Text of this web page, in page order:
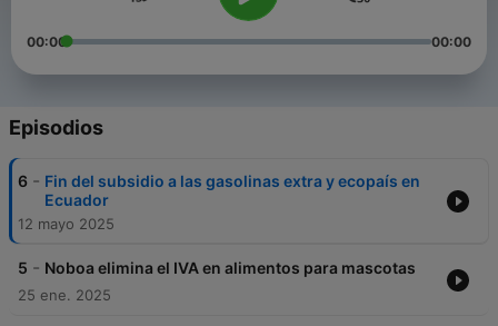
00:00 00:00
Episodios
6 - Fin del subsidio a las gasolinas extra y ecopaís en
Ecuador
12 mayo 2025
5 - Noboa elimina el IVA en alimentos para mascotas
25 ene. 2025